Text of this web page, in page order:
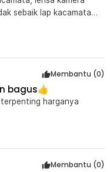
produk ini:
Lensa Serbaguna
sebaik lap kacamata
Membantu (0)
bagus👍
harganya
Membantu (0)